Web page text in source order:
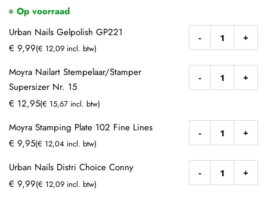
Urban Nails Gelpolish GP221
€ 9,99(€ 12,09 incl. btw)
- +
Moyra Nailart Stempelaar/Stamper
Supersizer Nr. 15
€ 12,95(€ 15,67 incl. btw)
- +
Moyra Stamping Plate 102 Fine Lines
€ 9,95(€ 12,04 incl. btw)
- +
Urban Nails Distri Choice Conny
€ 9,99(€ 12,09 incl. btw)
- +
Op voorraad